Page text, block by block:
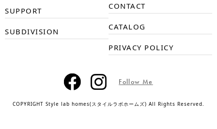
SUPPORT
SUBDIVISION
CONTACT
CATALOG
PRIVACY POLICY
Follow Me
COPYRIGHT Style lab homes(スタイルラボホームズ) All Rights Reserved.